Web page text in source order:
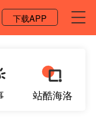
下载APP
站酷海洛